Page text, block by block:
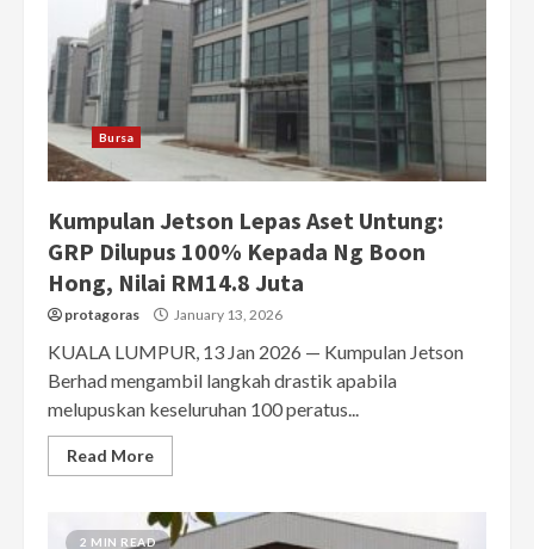
Bursa
Kumpulan Jetson Lepas Aset Untung:
GRP Dilupus 100% Kepada Ng Boon
Hong, Nilai RM14.8 Juta
protagoras January 13, 2026
KUALA LUMPUR, 13 Jan 2026 — Kumpulan Jetson
Berhad mengambil langkah drastik apabila
melupuskan keseluruhan 100 peratus...
Read More
2 MIN READ